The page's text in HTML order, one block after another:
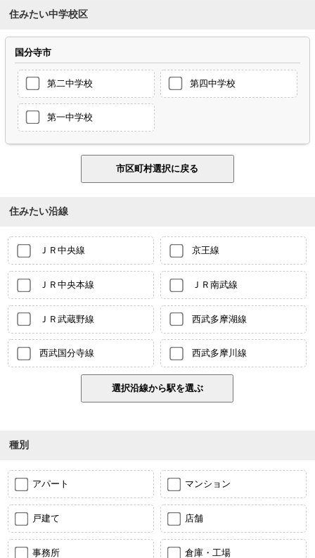
住みたい中学校区
国分寺市
第二中学校 第四中学校
第一中学校
住みたい沿線
ＪＲ中央線 京王線
ＪＲ中央本線 ＪＲ南武線
ＪＲ武蔵野線 西武多摩湖線
西武国分寺線 西武多摩川線
種別
アパート マンション
戸建て 店舗
事務所 倉庫・工場